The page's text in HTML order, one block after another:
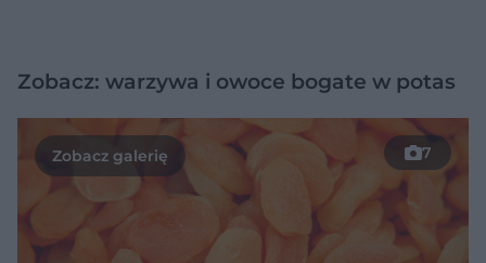
Zobacz: warzywa i owoce bogate w potas
7